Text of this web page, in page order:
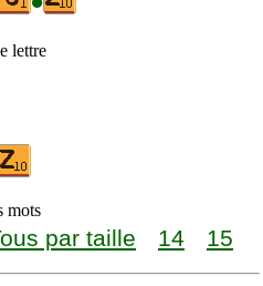
lettre
mots
par taille 14 15